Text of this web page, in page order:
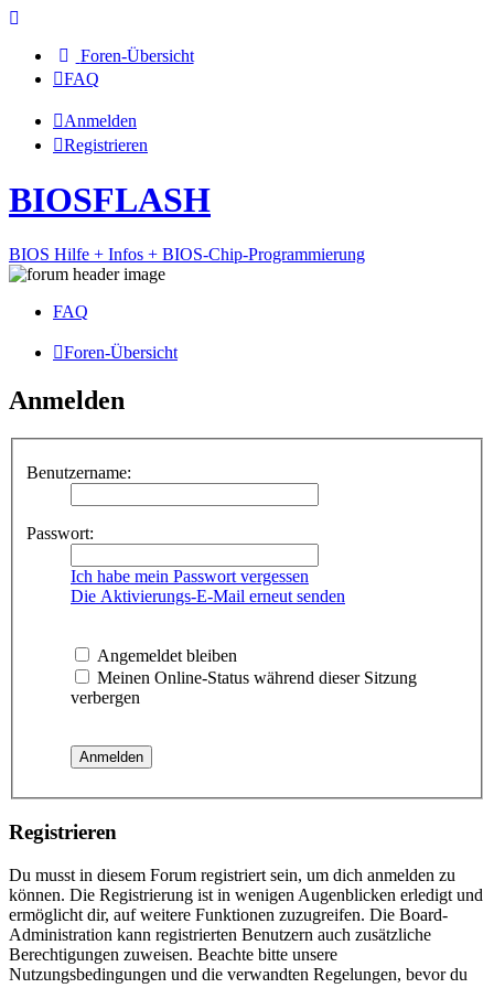
Foren-Übersicht
FAQ
Anmelden
Registrieren
BIOSFLASH
BIOS Hilfe + Infos + BIOS-Chip-Programmierung
FAQ
Foren-Übersicht
Anmelden
Benutzername:
Passwort:
Ich habe mein Passwort vergessen
Die Aktivierungs-E-Mail erneut senden
Angemeldet bleiben
Meinen Online-Status während dieser Sitzung
verbergen
Registrieren
Du musst in diesem Forum registriert sein, um dich anmelden zu
können. Die Registrierung ist in wenigen Augenblicken erledigt und
ermöglicht dir, auf weitere Funktionen zuzugreifen. Die Board-
Administration kann registrierten Benutzern auch zusätzliche
Berechtigungen zuweisen. Beachte bitte unsere
Nutzungsbedingungen und die verwandten Regelungen, bevor du